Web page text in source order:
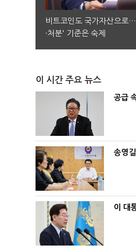
비트코인도 국가자산으로
·처분' 기준은 숙제
이 시간 주요 뉴스
공급
송영
이 대